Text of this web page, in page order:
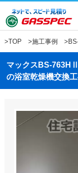
>TOP >施工事例
マックスBS-
の浴室乾燥機交換